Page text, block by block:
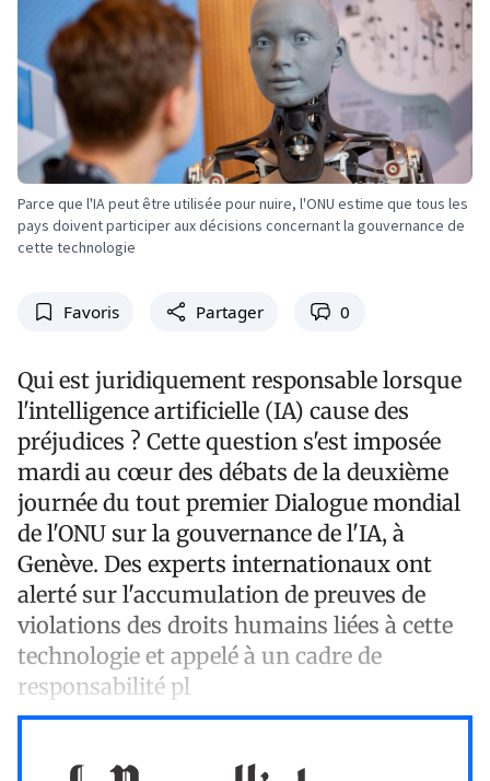
Parce que l'IA peut être utilisée pour nuire, l'ONU estime que tous les
pays doivent participer aux décisions concernant la gouvernance de
cette technologie
Favoris Partager 0
Qui est juridiquement responsable lorsque
l'intelligence artificielle (IA) cause des
préjudices ? Cette question s'est imposée
mardi au cœur des débats de la deuxième
journée du tout premier Dialogue mondial
de l'ONU sur la gouvernance de l'IA, à
Genève. Des experts internationaux ont
alerté sur l'accumulation de preuves de
violations des droits humains liées à cette
technologie et appelé à un cadre de
responsabilité pl